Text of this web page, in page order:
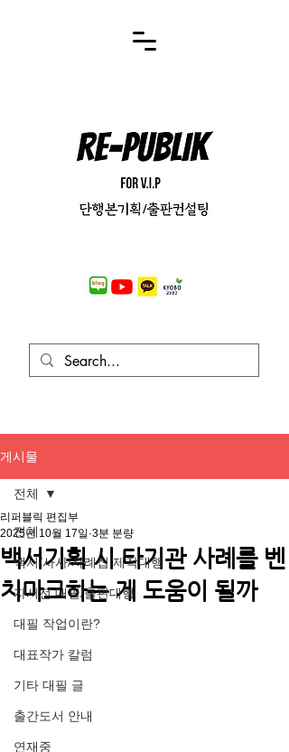
게시물
전체
백서/사사/사례집 제작대행
자서전 대필/출판대행
대필 작업이란?
대표작가 칼럼
기타 대필 글
출간도서 안내
연재중
전체
백서기획 시 타기관 사례를 벤
치마크하는 게 도움이 될까
리퍼블릭 편집부
2025년 10월 17일 3분 분량